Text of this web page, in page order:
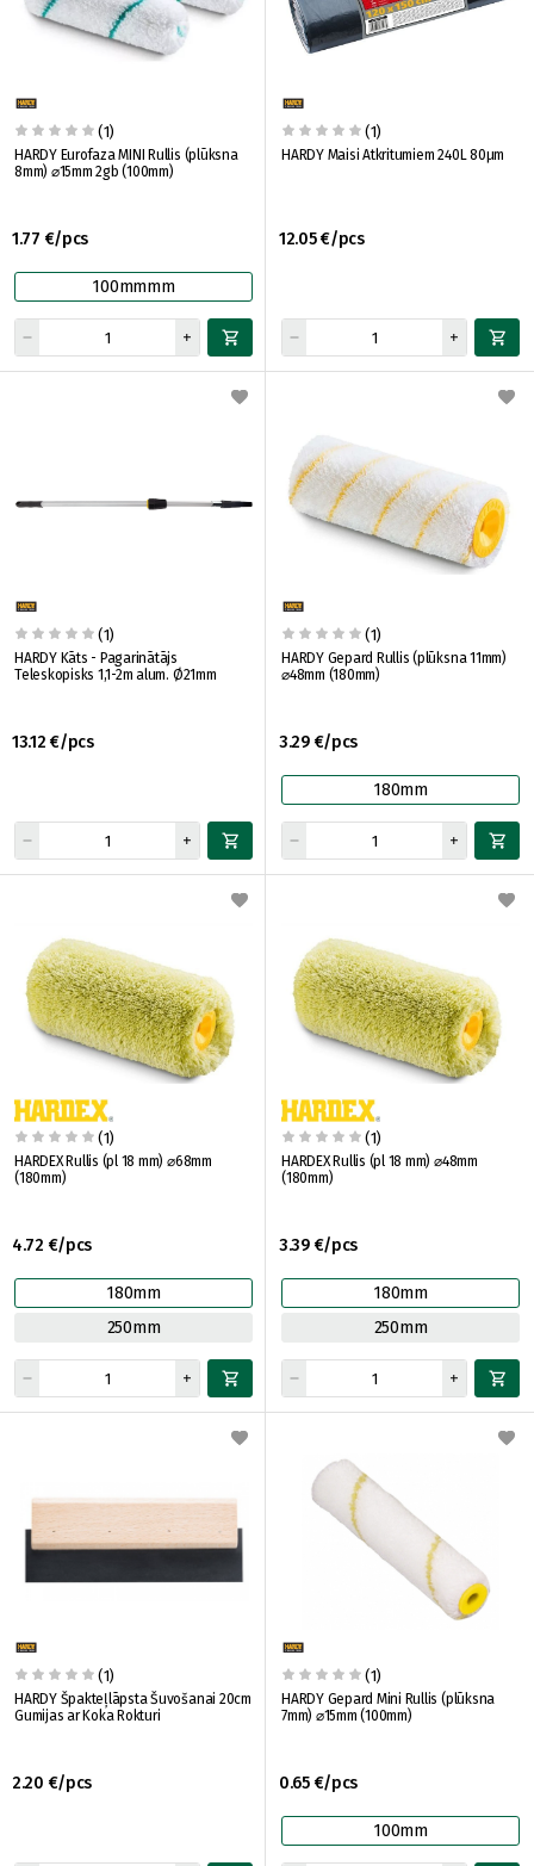
(1)
HARDY Eurofaza MINI Rullis (plūksna
8mm) ⌀15mm 2gb (100mm)
1.77 €/pcs
100mmmm
(1)
HARDY Maisi Atkritumiem 240L 80μm
12.05 €/pcs
(1)
HARDY Kāts - Pagarinātājs
Teleskopisks 1,1-2m alum. Ø21mm
13.12 €/pcs
(1)
HARDY Gepard Rullis (plūksna 11mm)
⌀48mm (180mm)
3.29 €/pcs
180mm
(1)
HARDEX Rullis (pl 18 mm) ⌀68mm
(180mm)
4.72 €/pcs
180mm
250mm
(1)
HARDEX Rullis (pl 18 mm) ⌀48mm
(180mm)
3.39 €/pcs
180mm
250mm
(1)
HARDY Špakteļlāpsta Šuvošanai 20cm
Gumijas ar Koka Rokturi
2.20 €/pcs
(1)
HARDY Gepard Mini Rullis (plūksna
7mm) ⌀15mm (100mm)
0.65 €/pcs
100mm